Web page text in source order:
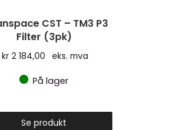
CST – TM3 P3
Filter (3pk)
kr 2 184,00 eks. mva
På lager
Se produkt